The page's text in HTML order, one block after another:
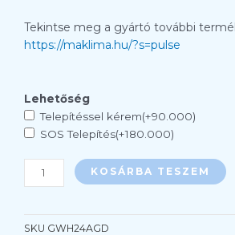
Tekintse meg a gyártó további
https://maklima.hu/?s=pulse
Lehetőség
Telepítéssel kérem(+90.000)
SOS Telepítés(+180.000)
Gree
Pulse
6,2
GWH24AGD
oldalfali
KOSÁRBA TESZEM
SKU GWH24AGD